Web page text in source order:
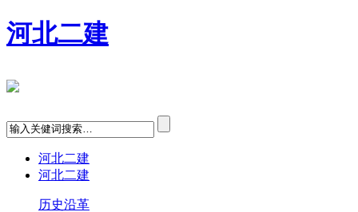
河北二建
河北二建
河北二建
历史沿革